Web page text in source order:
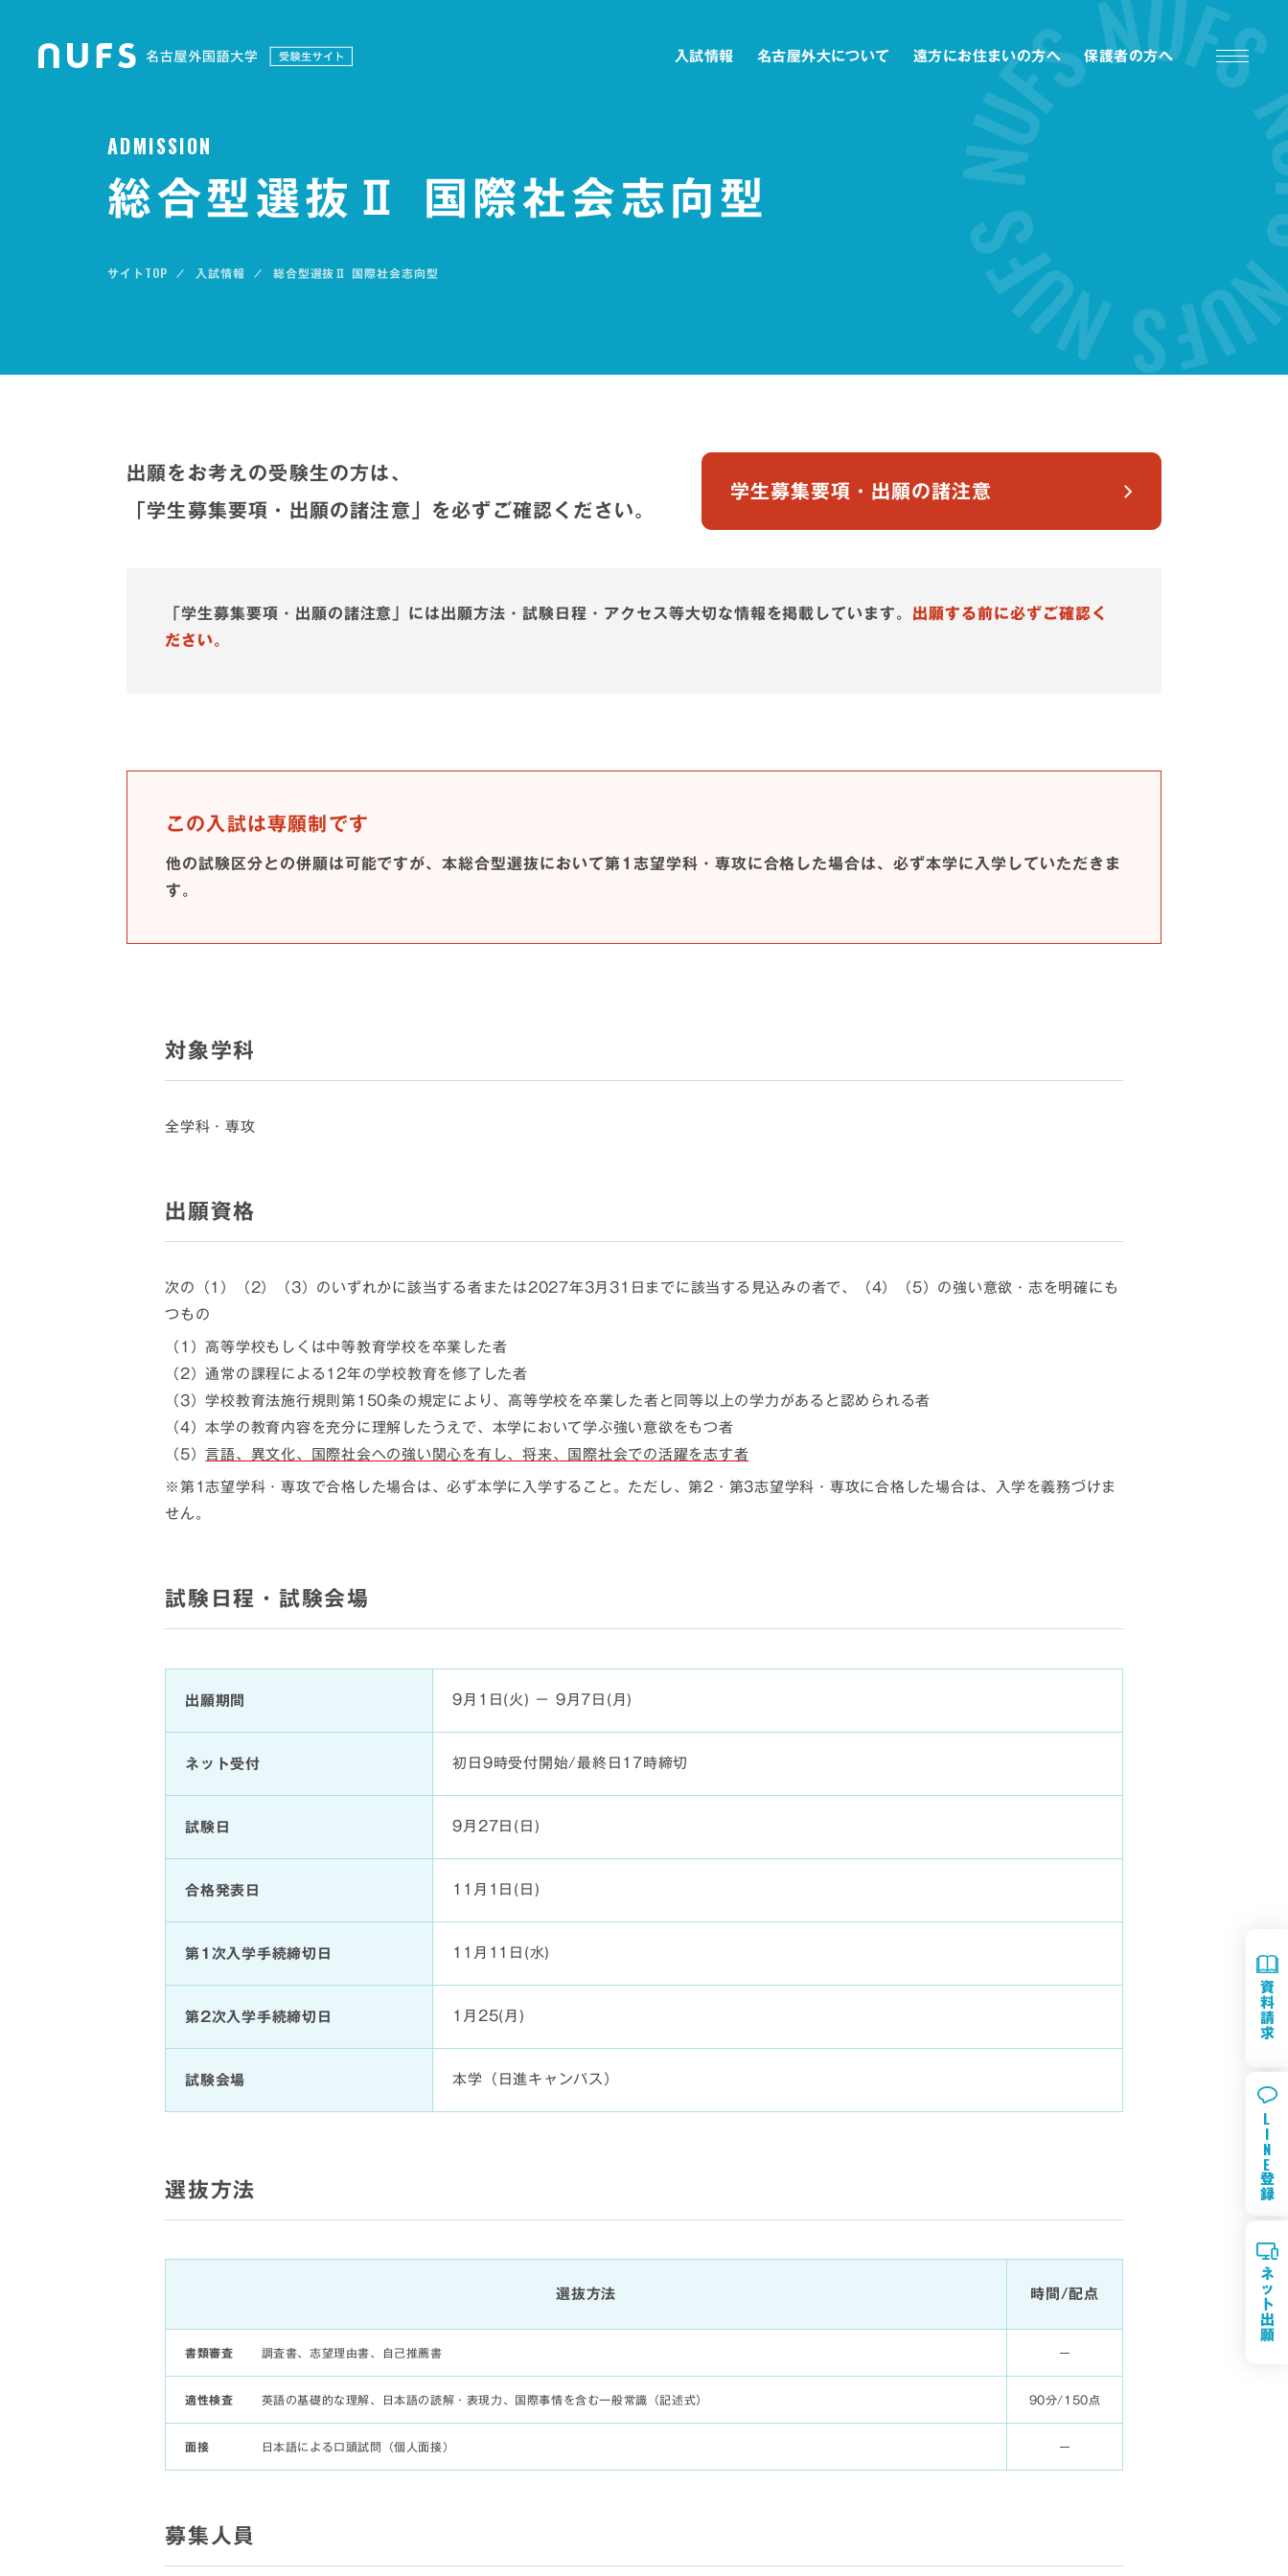
入試情報 名古屋外大について 遠方にお住まいの方へ 保護者の方へ
ADMISSION
総合型選抜Ⅱ 国際社会志向型
サイト TOP 入試情報 総合型選抜Ⅱ 国際社会志向型
出願をお考えの受験生の方は、
「学生募集要項・出願の諸注意」を必ずご確認ください。
学生募集要項・出願の諸注意
「学生募集要項・出願の諸注意」には出願方法・試験日程・アクセス等大切な情報を掲載しています。 出願する前に必ずご確認く
ださい。
この入試は専願制です
他の試験区分との併願は可能ですが、本総合型選抜において第1志望学科・専攻に合格した場合は、必ず本学に入学していただきま
す。
対象学科
全学科・専攻
出願資格
次の（1）（2）（3）のいずれかに該当する者または2027年3月31日までに該当する見込みの者で、（4）（5）の強い意欲・志を明確にも
つもの
（1）高等学校もしくは中等教育学校を卒業した者
（2）通常の課程による12年の学校教育を修了した者
（3）学校教育法施行規則第150条の規定により、高等学校を卒業した者と同等以上の学力があると認められる者
（4）本学の教育内容を充分に理解したうえで、本学において学ぶ強い意欲をもつ者
（5）言語、異文化、国際社会への強い関心を有し、将来、国際社会での活躍を志す者
※第1志望学科・専攻で合格した場合は、必ず本学に入学すること。ただし、第2・第3志望学科・専攻に合格した場合は、入学を義務づけま
せん。
試験日程・試験会場
出願期間 9月1日(火) － 9月7日(月)
ネット受付 初日9時受付開始/最終日17時締切
試験日 9月27日(日)
合格発表日 11月1日(日)
第1次入学手続締切日 11月11日(水)
第2次入学手続締切日 1月25(月)
試験会場 本学（日進キャンパス）
選抜方法
選抜方法 時間/配点
書類審査 調査書、志望理由書、自己推薦書
適性検査 英語の基礎的な理解、日本語の読解・表現力、国際事情を含む一般常識（記述式） 90分/150点
面接 日本語による口頭試問（個人面接）
募集人員
資
料
請
求
L
I
N
E
登
録
ネ
ッ
ト
出
願